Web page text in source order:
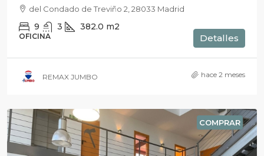
del Condado de Treviño 2, 28033 Madrid
9 3 382.0 m2
OFICINA Detalles
REMAX JUMBO hace 2 meses
COMPRAR